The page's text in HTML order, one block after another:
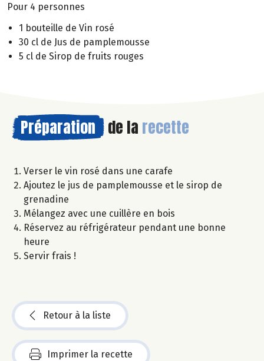
Pour 4 personnes
1 bouteille de Vin rosé
30 cl de Jus de pamplemousse
5 cl de Sirop de fruits rouges
Préparation de la recette
Verser le vin rosé dans une carafe
Ajoutez le jus de pamplemousse et le sirop de
grenadine
Mélangez avec une cuillère en bois
Réservez au réfrigérateur pendant une bonne
heure
Servir frais !
Retour à la liste
Imprimer la recette